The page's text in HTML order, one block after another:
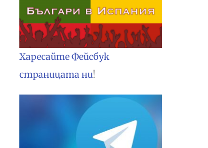
Харесайте Фейсбук
страницата ни!